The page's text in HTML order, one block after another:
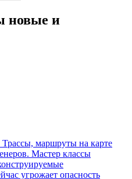
новые и
Трассы, маршруты на карте
Мастер классы
угрожает опасность